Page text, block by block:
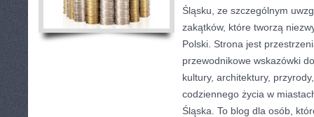
Śląsku, ze szczególnym
zakątków, które tworzą
Polski. Strona jest
przewodnikowe wskazówki
kultury, architektury,
codziennego życia w
Śląska. To blog dla osób,